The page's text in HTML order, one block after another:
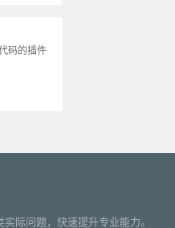
码的插件
际问题，快速提升专业能力。